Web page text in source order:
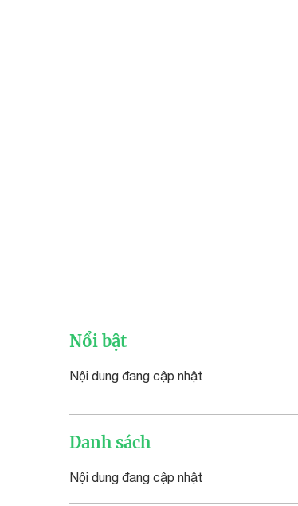
Nổi bật
Nội dung đang cập nhật
Danh sách
Nội dung đang cập nhật